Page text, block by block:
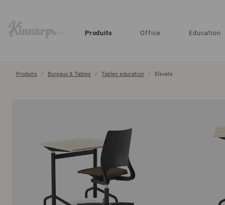
Produits Office Education
Produits Bureaux & Tables Tables education Elevate